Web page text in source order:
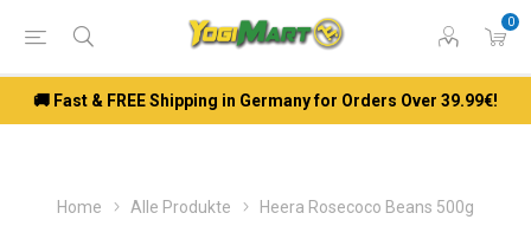
0
🚚 Fast & FREE Shipping in Germany for Orders Over 39.99€!
Home Alle Produkte Heera Rosecoco Beans 500g